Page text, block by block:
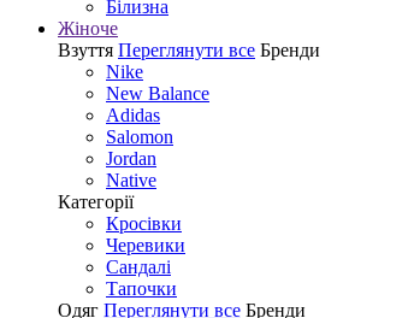
Білизна
Жіноче
Взуття Переглянути все Бренди
Nike
New Balance
Adidas
Salomon
Jordan
Native
Категорії
Кросівки
Черевики
Сандалі
Tапочки
Одяг Переглянути все Бренди